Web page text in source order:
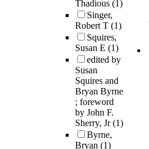
Thadious (1)
Singer,
Robert T (1)
Squires,
Susan E (1)
edited by
Susan
Squires and
Bryan Byrne
; foreword
by John F.
Sherry, Jr(1)
Byrne,
Bryan (1)